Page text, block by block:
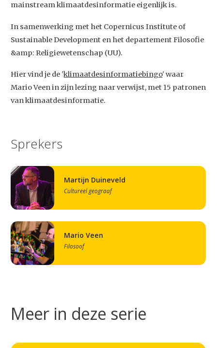
Studium Generale
mainstream klimaatdesinformatie eigenlijk is.
In samenwerking met het Copernicus Institute of
Sustainable Development en het departement Filosofie
&amp: Religiewetenschap (UU).
Hier vind je de 'klimaatdesinformatiebingo' waar
Mario Veen in zijn lezing naar verwijst, met 15 patronen
van klimaatdesinformatie.
Sprekers
Martijn Duineveld
Cultureel geograaf
Mario Veen
Filosoof
Meer in deze serie